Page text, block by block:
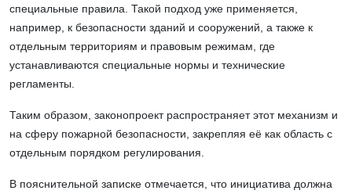
специальные правила. Такой подход уже применяется,
например, к безопасности зданий и сооружений, а также к
отдельным территориям и правовым режимам, где
устанавливаются специальные нормы и технические
регламенты.
Таким образом, законопроект распространяет этот механизм и
на сферу пожарной безопасности, закрепляя её как область с
отдельным порядком регулирования.
В пояснительной записке отмечается, что инициатива должна